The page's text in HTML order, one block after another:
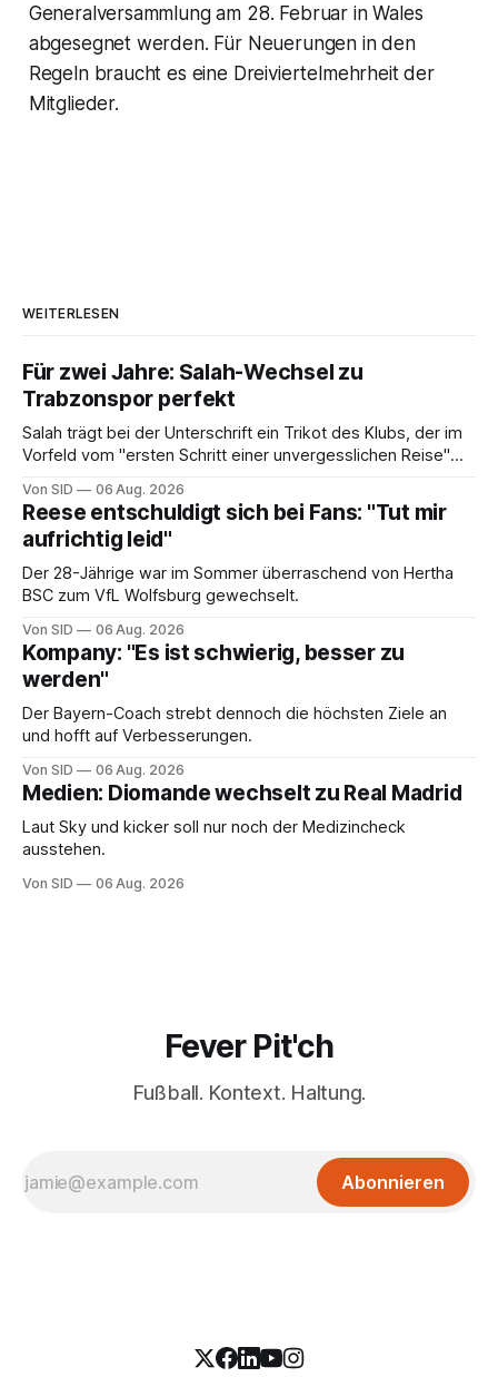
Generalversammlung am 28. Februar in Wales
abgesegnet werden. Für Neuerungen in den
Regeln braucht es eine Dreiviertelmehrheit der
Mitglieder.
WEITERLESEN
Für zwei Jahre: Salah-Wechsel zu
Trabzonspor perfekt
Salah trägt bei der Unterschrift ein Trikot des Klubs, der im
Vorfeld vom "ersten Schritt einer unvergesslichen Reise"
Von SID 06 Aug. 2026
Reese entschuldigt sich bei Fans: "Tut mir
aufrichtig leid"
Der 28-Jährige war im Sommer überraschend von Hertha
BSC zum VfL Wolfsburg gewechselt.
Von SID 06 Aug. 2026
Kompany: "Es ist schwierig, besser zu
werden"
Der Bayern-Coach strebt dennoch die höchsten Ziele an
und hofft auf Verbesserungen.
Von SID 06 Aug. 2026
Medien: Diomande wechselt zu Real Madrid
Laut Sky und kicker soll nur noch der Medizincheck
ausstehen.
Von SID 06 Aug. 2026
Fever Pit'ch
Fußball. Kontext. Haltung.
Abonnieren